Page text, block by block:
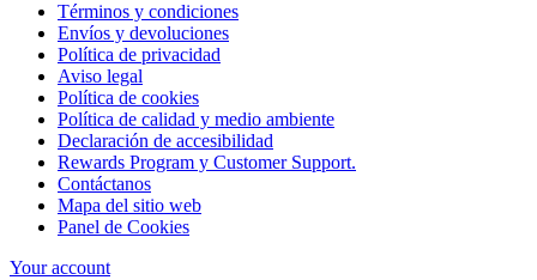
Términos y condiciones
Envíos y devoluciones
Política de privacidad
Aviso legal
Política de cookies
Política de calidad y medio ambiente
Declaración de accesibilidad
Rewards Program y Customer Support.
Contáctanos
Mapa del sitio web
Panel de Cookies
Your account